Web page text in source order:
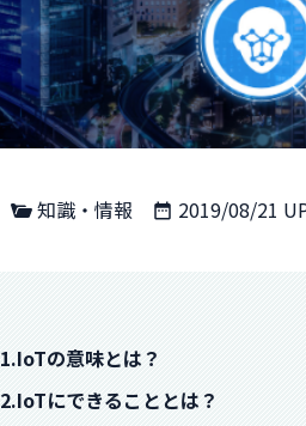
知識・情報 2019/08/21
1.IoTの意味とは？
2.IoTにできることとは？